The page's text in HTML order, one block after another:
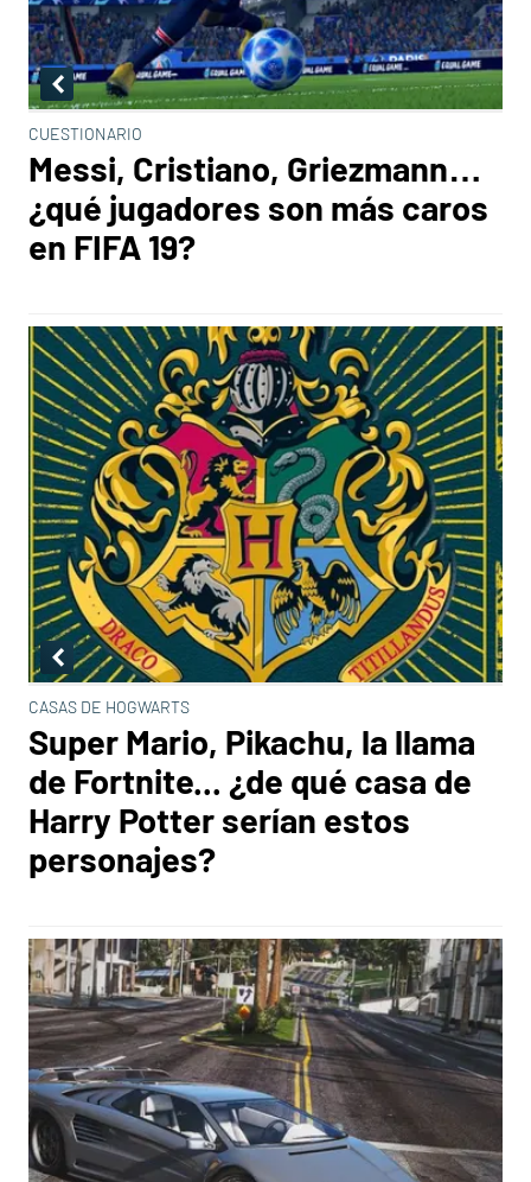
CUESTIONARIO
Messi, Cristiano, Griezmann…
¿qué jugadores son más caros
en FIFA 19?
CASAS DE HOGWARTS
Super Mario, Pikachu, la llama
de Fortnite... ¿de qué casa de
Harry Potter serían estos
personajes?